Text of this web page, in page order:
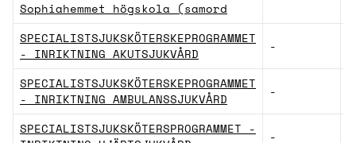
Sophiahemmet högskola (samord
SPECIALISTSJUKSKÖTERSKEPROGRAMMET
- INRIKTNING AKUTSJUKVÅRD
-
SPECIALISTSJUKSKÖTERSKEPROGRAMMET
- INRIKTNING AMBULANSSJUKVÅRD
-
SPECIALISTSJUKSKÖTERSPROGRAMMET -
-